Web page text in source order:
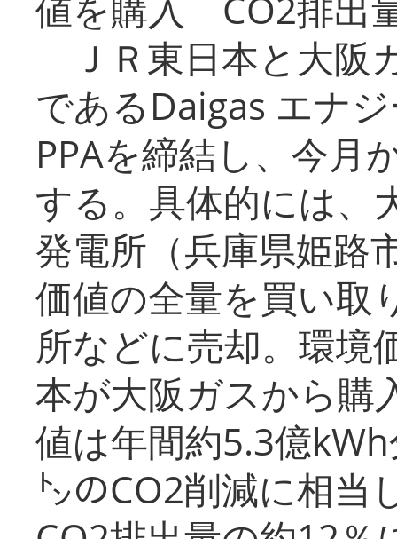
ＪＲ東日本と大阪
であるDaigas エナ
PPAを締結し、今月
する。具体的には、
発電所（兵庫県姫路
価値の全量を買い取
所などに売却。環境
本が大阪ガスから購
値は年間約5.3億
㌧のCO2削減に相当